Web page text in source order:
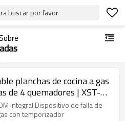
buscar por favor
planchas de cocina a gas
de 4 quemadores | XST-4-
integral.Dispositivo de falla de
con temporizador